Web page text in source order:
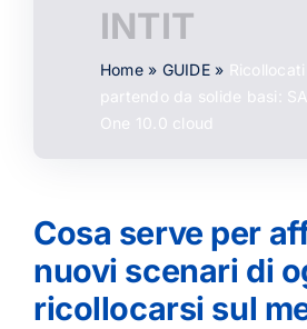
INTIT
Home» GUIDE»
partendo da solide basi:
One 10.0 cloud
Cosa serve per
nuovi scenari di
ricollocarsi sul